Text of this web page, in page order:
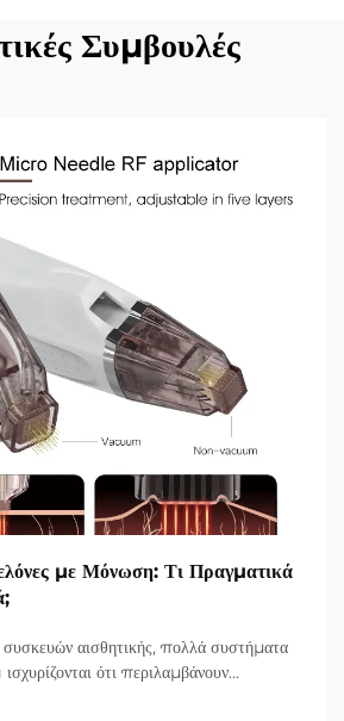
Συμβουλές
με Μόνωση: Τι Πραγματικά
αισθητικής, πολλά συστήματα
ότι περιλαμβάνουν